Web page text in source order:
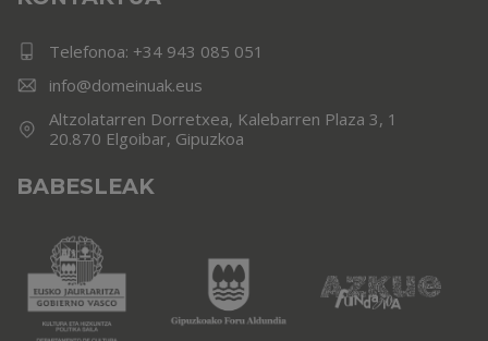
Telefonoa: +34 943 085 051
info@domeinuak.eus
Altzolatarren Dorretxea, Kalebarren Plaza 3, 1
20.870 Elgoibar, Gipuzkoa
BABESLEAK